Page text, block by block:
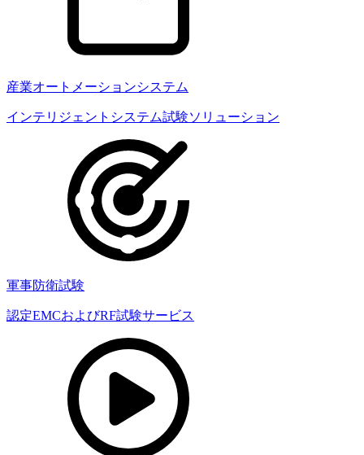
産業オートメーションシステム
インテリジェントシステム試験ソリューション
軍事防衛試験
認定EMCおよびRF試験サービス